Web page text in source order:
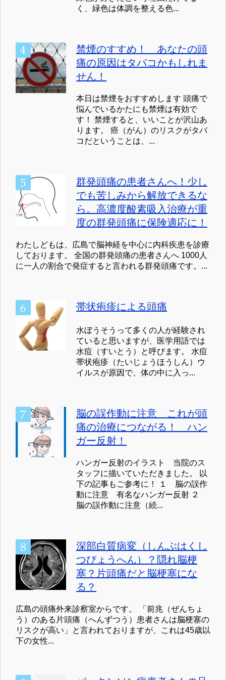
く、緑色は体調を整える色...
禁煙のすすめ！ あなたの頭
痛の原因はタバコかもしれま
せん！
本日は禁煙をおすすめします 頭痛で
悩んでいるかたにも禁煙は有効で
す！ 禁煙すると、いいことが沢山あ
ります。 癌（がん）のリスクがタバ
コだということは、...
群発頭痛の患者さんへ！少し
でも苦しみから解放できるな
ら。高濃度酸素吸入治療が重
度の群発頭痛に保険適応に！
わたしどもは、広島で脳神経を中心に内科疾患を診療
しております。 全国の群発頭痛の患者さんへ 1000人
に一人の割合で発症すると言われる群発頭痛です。...
帯状疱疹による頭痛
水ぼうそうって多くの人が経験され
ていると思いますが、医学用語では
水痘（すいとう）と呼びます。 水痘
帯状疱疹（たいじょうほうしん）ウ
イルスが原因で、体の中に入っ...
脳の誤作動に注意 これが頭
痛の治療につながる！ ハン
ガー反射！
ハンガー反射のイラスト 当院のス
タッフに描いていただきました。 以
下の記事もご参考に！ １ 脳の誤作
動に注意 有名なハンガー反射 ２
脳の誤作動に注意（続...
深部白質病変（しんぶはくし
つびょうへん）？隠れ脳梗
塞？片頭痛だと脳梗塞にな
る？
広島の頭痛外来診察室からです。 「前兆（ぜんちょ
う）のある片頭痛（へんずつう）患者さんは脳梗塞の
リスクが高い」と言われておりますが、これは45歳以
下の女性...